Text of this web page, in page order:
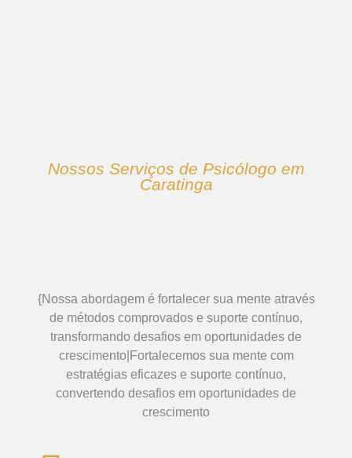
Nossos Serviços de Psicólogo em
Caratinga
{Nossa abordagem é fortalecer sua mente através
de métodos comprovados e suporte contínuo,
transformando desafios em oportunidades de
crescimento|Fortalecemos sua mente com
estratégias eficazes e suporte contínuo,
convertendo desafios em oportunidades de
crescimento